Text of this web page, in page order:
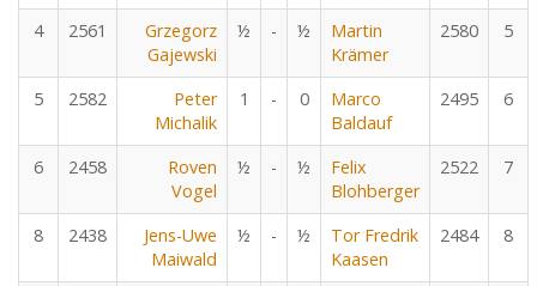
4 2561
Grzegorz
Gajewski
½ - ½
Martin
Krämer
2580 5
5 2582
Peter
Michalik
1 - 0
Marco
Baldauf
2495 6
6 2458
Roven
Vogel
½ - ½
Felix
Blohberger
2522 7
8 2438
Jens-Uwe
Maiwald
½ - ½
Tor Fredrik
Kaasen
2484 8